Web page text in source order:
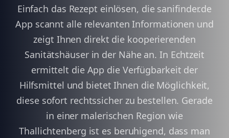
Einfach das Rezept einlösen, die sanifinder.de
App scannt alle relevanten Informationen und
zeigt Ihnen direkt die kooperierenden
Sanitätshäuser in der Nähe an. In Echtzeit
ermittelt die App die Verfügbarkeit der
Hilfsmittel und bietet Ihnen die Möglichkeit,
diese sofort rechtssicher zu bestellen. Gerade
in einer malerischen Region wie
Thallichtenberg ist es beruhigend, dass man